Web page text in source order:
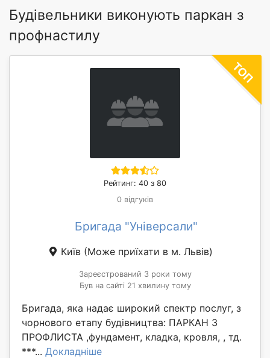
Будівельники виконують паркан з
профнастилу
Рейтинг: 40 з 80
0 відгуків
Бригада "Універсали"
Київ (Може приїхати в м. Львів)
Зареєстрований 3 роки тому
Був на сайті 21 хвилину тому
Бригада, яка надає широкий спектр послуг, з
чорнового етапу будівництва: ПАРКАН З
ПРОФЛИСТА ,фундамент, кладка, кровля, , тд.
***... Докладніше